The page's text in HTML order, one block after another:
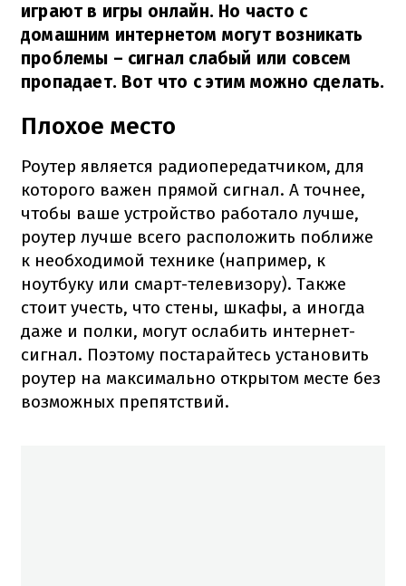
играют в игры онлайн. Но часто с
домашним интернетом могут возникать
проблемы – сигнал слабый или совсем
пропадает. Вот что с этим можно сделать.
Плохое место
Роутер является радиопередатчиком, для
которого важен прямой сигнал. А точнее,
чтобы ваше устройство работало лучше,
роутер лучше всего расположить поближе
к необходимой технике (например, к
ноутбуку или смарт-телевизору). Также
стоит учесть, что стены, шкафы, а иногда
даже и полки, могут ослабить интернет-
сигнал. Поэтому постарайтесь установить
роутер на максимально открытом месте без
возможных препятствий.